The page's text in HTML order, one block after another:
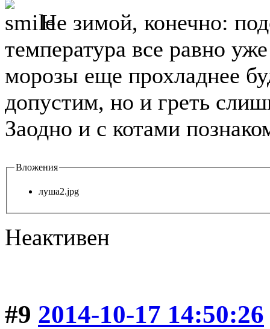
Не зимой, конечно:
температура все равно
морозы еще прохладнее
допустим, но и греть
Заодно и с котами
Вложения
луша2.jpg
Неактивен
#9 2014-10-17 14:50:26